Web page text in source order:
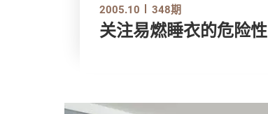
2005.10 348期
关注易燃睡衣的危险性